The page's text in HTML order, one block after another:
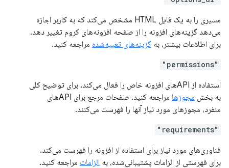
مسیری را به یک فایل HTML مشخص می‌کند که به کاربر اجازه
می‌دهد گزینه‌های افزونه را از صفحه افزونه‌های کروم تغییر دهد.
برای اطلاعات بیشتر، به گزینه‌های تعبیه‌شده مراجعه کنید.
"permissions"
استفاده از APIهای افزونه خاص را فعال می‌کند. برای توضیح کلی
به بخش مجوزها
مراجعه کنید. صفحات مرجع برای APIهای
منفرد، مجوزهای مورد نیاز آنها را فهرست می‌کنند.
"requirements"
فناوری‌های مورد نیاز برای استفاده از افزونه را فهرست می‌کند.
برای فهرستی از الزامات پشتیبانی‌شده، به الزامات مراجعه کنید.